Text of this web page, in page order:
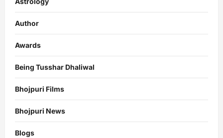
Author
Awards
Being Tusshar Dhaliwal
Bhojpuri Films
Bhojpuri News
Blogs